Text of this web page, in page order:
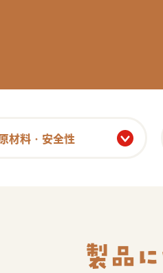
材料・安全性
製品に